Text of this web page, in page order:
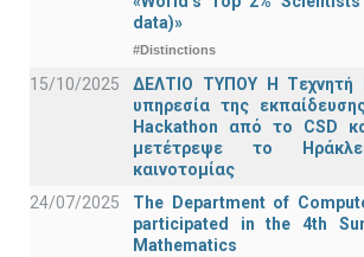
data)»
#Distinctions
15/10/2025
ΔΕΛΤΙΟ ΤΥΠΟΥ H Tεχνητή
υπηρεσία της
Hackathon από το CSD
μετέτρεψε το
καινοτομίας
24/07/2025
The Department of
participated in the 4th
Mathematics